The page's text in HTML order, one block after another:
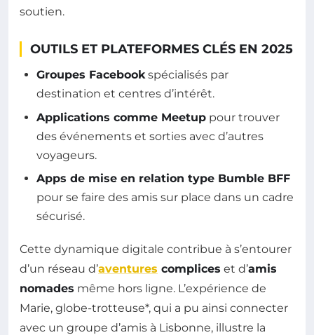
soutien.
OUTILS ET PLATEFORMES CLÉS EN 2025
Groupes Facebookspécialisés par
destination et centres d’intérêt.
Applications comme Meetup pour trouver
des événements et sorties avec d’autres
voyageurs.
Apps de mise en relation type Bumble BFF
pour se faire des amis sur place dans un cadre
sécurisé.
Cette dynamique digitale contribue à s’entourer
d’un réseau d’aventures complices et d’amis
nomades même hors ligne. L’expérience de
Marie, globe-trotteuse*, qui a pu ainsi connecter
avec un groupe d’amis à Lisbonne, illustre la